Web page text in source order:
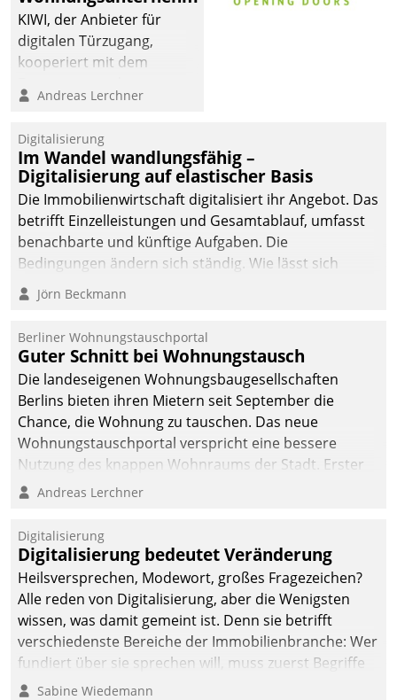
KIWI, der Anbieter für
digitalen Türzugang,
kooperiert mit dem
Softwareentwicklungshaus
Andreas Lerchner
Digitalisierung
Im Wandel wandlungsfähig –
Digitalisierung auf elastischer Basis
Die Immobilienwirtschaft digitalisiert ihr Angebot. Das
betrifft Einzelleistungen und Gesamtablauf, umfasst
benachbarte und künftige Aufgaben. Die
Bedingungen ändern sich ständig. Wie lässt sich
technisch die Kontrolle wahren und zugleich Freiraum
fürs Wachsen öffnen?
Jörn Beckmann
Berliner Wohnungstauschportal
Guter Schnitt bei Wohnungstausch
Die landeseigenen Wohnungsbaugesellschaften
Berlins bieten ihren Mietern seit September die
Chance, die Wohnung zu tauschen. Das neue
Wohnungstauschportal verspricht eine bessere
Nutzung des knappen Wohnraums der Stadt. Erster
Anwendungsfall für Datatrains Lösung API-Hub mit
Unternehmen.
Andreas Lerchner
Digitalisierung
Digitalisierung bedeutet Veränderung
Heilsversprechen, Modewort, großes Fragezeichen?
Alle reden von Digitalisierung, aber die Wenigsten
wissen, was damit gemeint ist. Denn sie betrifft
verschiedenste Bereiche der Immobilienbranche: Wer
fundiert über sie sprechen will, muss zuerst Begriffe
klären. Ein Aspekt ist die betriebliche Optimierung:
Sabine Wiedemann